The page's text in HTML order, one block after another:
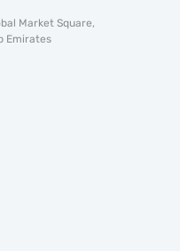
Market Square,
Emirates